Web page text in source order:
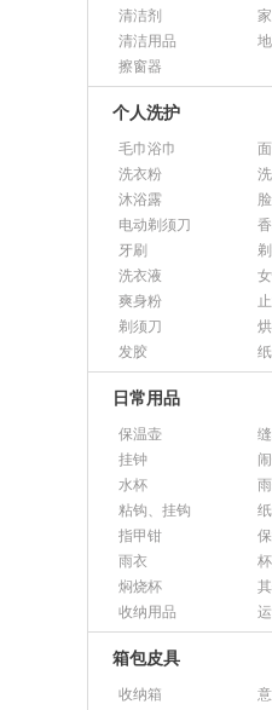
清洁剂
清洁用品
擦窗器
个人洗护
毛巾浴巾
洗衣粉
沐浴露
电动剃须刀
牙刷
洗衣液
爽身粉
剃须刀
发胶
日常用品
保温壶
挂钟
水杯
粘钩、挂钩
指甲钳
雨衣
焖烧杯
收纳用品
箱包皮具
收纳箱